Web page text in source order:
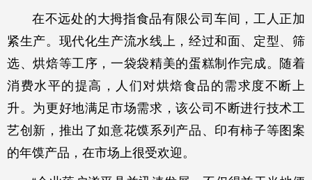
在不远处的大拇指食品有限公司车间，工人正加
紧生产。现代化生产流水线上，经过和面、定型、筛
选、烘焙等工序，一袋袋精美的蛋糕制作完成。随着
消费水平的提高，人们对烘焙食品的需求度不断上
升。为更好地满足市场需求，该公司不断进行技术工
艺创新，推出了如意花馍系列产品、印有柿子等图案
的年馍产品，在市场上很受欢迎。